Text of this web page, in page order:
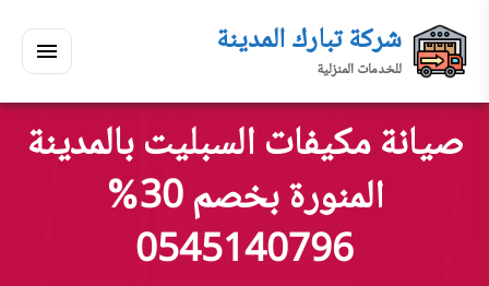
إلى
المحتوى
القائمة
شركة تبارك المدينة
للخدمات المنزلية
ابحث
في
مسكنك
ابحث
صيانة مكيفات السبليت بالمدينة
المنورة بخصم 30%
0545140796